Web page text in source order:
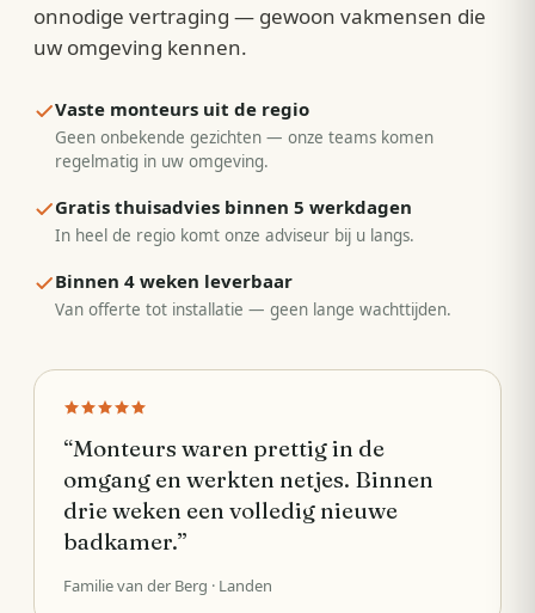
onnodige vertraging — gewoon vakmensen die
uw omgeving kennen.
Vaste monteurs uit de regio
Geen onbekende gezichten — onze teams komen
regelmatig in uw omgeving.
Gratis thuisadvies binnen 5 werkdagen
In heel de regio komt onze adviseur bij u langs.
Binnen 4 weken leverbaar
Van offerte tot installatie — geen lange wachttijden.
“Monteurs waren prettig in de
omgang en werkten netjes. Binnen
drie weken een volledig nieuwe
badkamer.”
Familie van der Berg · Landen